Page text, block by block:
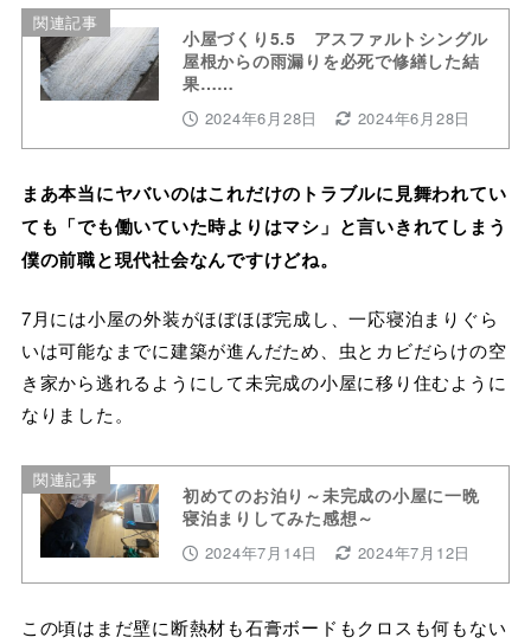
関連記事
小屋づくり5.5 アスファルトシングル
屋根からの雨漏りを必死で修繕した結
果……
2024年6月28日 2024年6月28日
まあ本当にヤバいのはこれだけのトラブルに見舞われてい
ても「でも働いていた時よりはマシ」と言いきれてしまう
僕の前職と現代社会なんですけどね。
7月には小屋の外装がほぼほぼ完成し、一応寝泊まりぐら
いは可能なまでに建築が進んだため、虫とカビだらけの空
き家から逃れるようにして未完成の小屋に移り住むように
なりました。
関連記事
初めてのお泊り～未完成の小屋に一晩
寝泊まりしてみた感想～
2024年7月14日 2024年7月12日
この頃はまだ壁に断熱材も石膏ボードもクロスも何もない